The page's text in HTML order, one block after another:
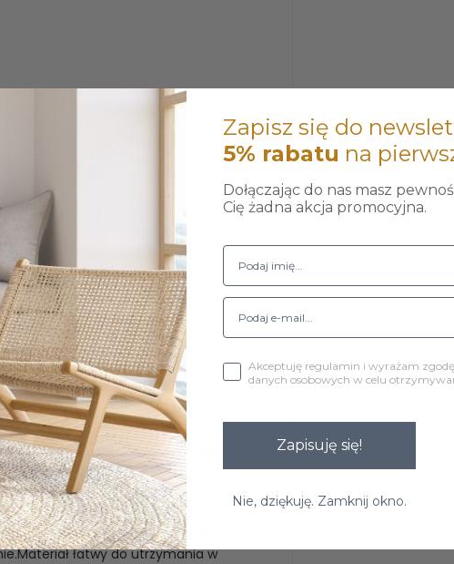
drewno dębowe.
różnic +/- 3 cm w każdym wymiarze.
Charakteryzuje się wysoką
łatwy do utrzymania w
Zapisz się do
5% rabatu na
Dołączając do nas masz
Cię żadna akcja promocyjna.
Akceptuję regulamin i wyrażam
danych osobowych w celu
Zapisuję się!
Nie, dziękuję. Zamknij okno.